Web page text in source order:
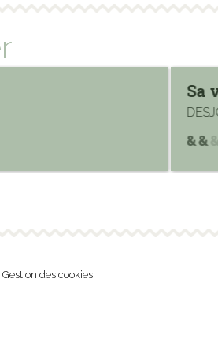
Sa
Gestion des cookies